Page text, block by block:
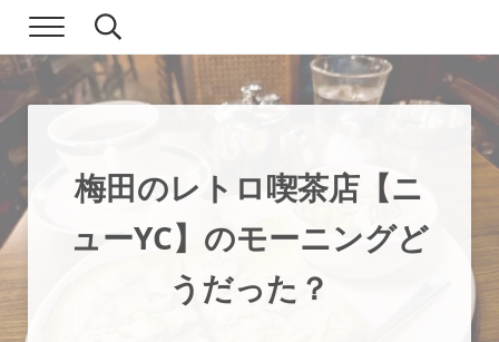
Skip to main content
Skip to header right navigation
Skip to site footer
現実逃避.com
食べ歩き、一人旅…そして時々家族旅行
Menu Search...
梅田のレトロ喫茶店【ニ
ューYC】のモーニングど
うだった？